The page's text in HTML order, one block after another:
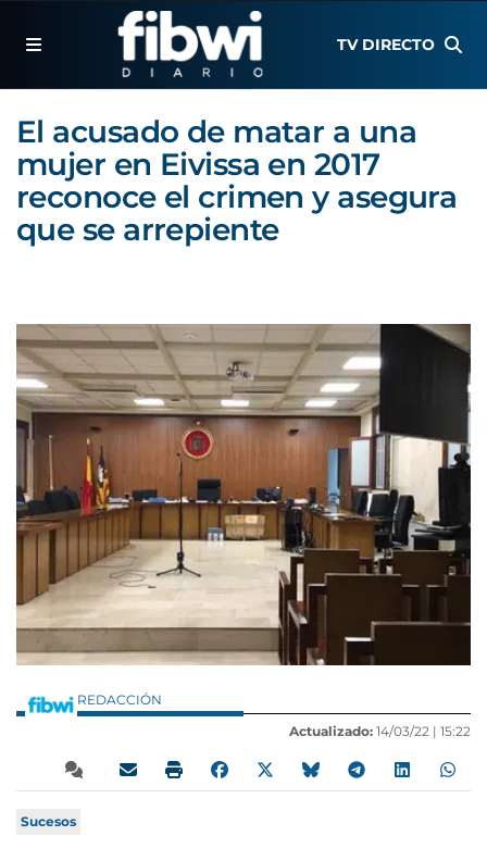
TV DIRECTO
El acusado de matar a una
mujer en Eivissa en 2017
reconoce el crimen y asegura
que se arrepiente
REDACCIÓN
Actualizado: 14/03/22 | 15:22
Sucesos